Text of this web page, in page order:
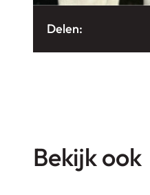
Delen:
Bekijk ook